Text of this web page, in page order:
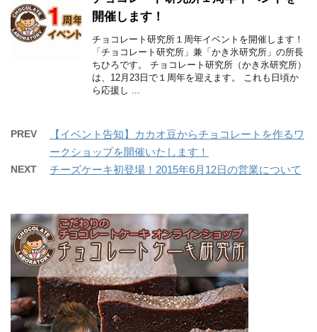
開催します！
チョコレート研究所１周年イベントを開催します！
「チョコレート研究所」兼「かき氷研究所」の所長
ちひろです。 チョコレート研究所（かき氷研究所）
は、12月23日で１周年を迎えます。 これも日頃か
ら応援し ...
PREV
【イベント告知】カカオ豆からチョコレートを作るワ
ークショップを開催いたします！
NEXT チーズケーキ初登場！2015年6月12日の営業について